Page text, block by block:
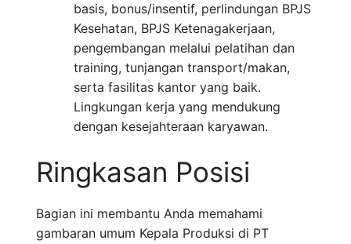
basis, bonus/insentif, perlindungan BPJS
Kesehatan, BPJS Ketenagakerjaan,
pengembangan melalui pelatihan dan
training, tunjangan transport/makan,
serta fasilitas kantor yang baik.
Lingkungan kerja yang mendukung
dengan kesejahteraan karyawan.
Ringkasan Posisi
Bagian ini membantu Anda memahami
gambaran umum Kepala Produksi di PT